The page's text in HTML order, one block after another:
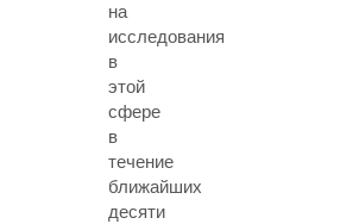
на
исследования
в
этой
сфере
в
течение
ближайших
десяти